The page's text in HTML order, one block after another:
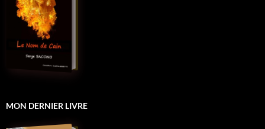
MON DERNIER LIVRE